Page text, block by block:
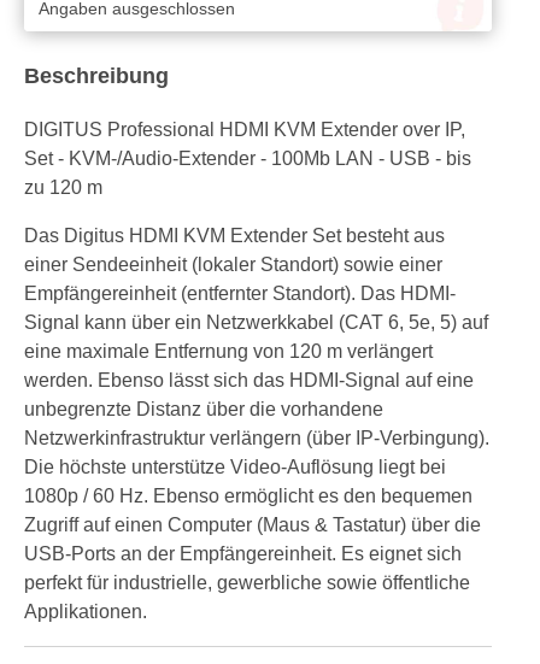
Angaben ausgeschlossen
Beschreibung
DIGITUS Professional HDMI KVM Extender over IP,
Set - KVM-/Audio-Extender - 100Mb LAN - USB - bis
zu 120 m
Das Digitus HDMI KVM Extender Set besteht aus
einer Sendeeinheit (lokaler Standort) sowie einer
Empfängereinheit (entfernter Standort). Das HDMI-
Signal kann über ein Netzwerkkabel (CAT 6, 5e, 5) auf
eine maximale Entfernung von 120 m verlängert
werden. Ebenso lässt sich das HDMI-Signal auf eine
unbegrenzte Distanz über die vorhandene
Netzwerkinfrastruktur verlängern (über IP-Verbingung).
Die höchste unterstütze Video-Auflösung liegt bei
1080p / 60 Hz. Ebenso ermöglicht es den bequemen
Zugriff auf einen Computer (Maus & Tastatur) über die
USB-Ports an der Empfängereinheit. Es eignet sich
perfekt für industrielle, gewerbliche sowie öffentliche
Applikationen.